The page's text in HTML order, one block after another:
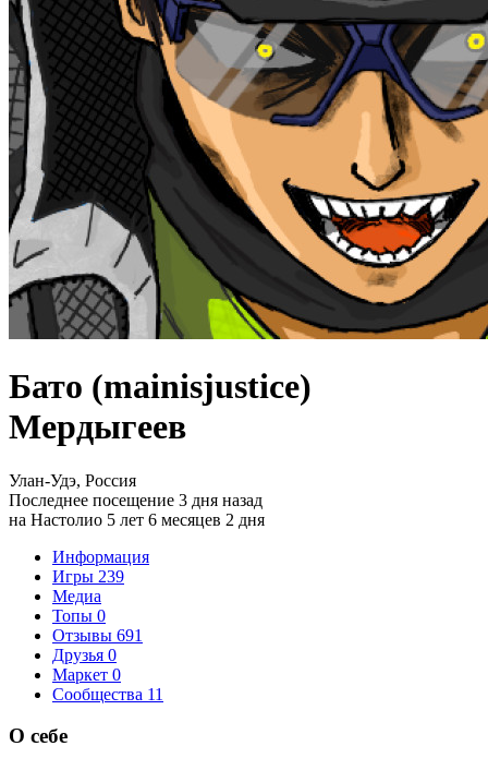
Бато (mainisjustice)
Мердыгеев
Улан-Удэ, Россия
Последнее посещение 3 дня назад
на Настолио 5 лет 6 месяцев 2 дня
Информация
Игры 239
Медиа
Топы 0
Отзывы 691
Друзья 0
Маркет 0
Сообщества 11
О себе